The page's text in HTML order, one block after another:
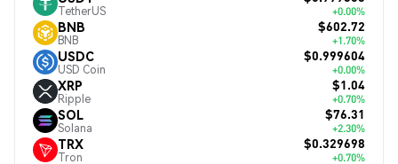
TetherUS +0.00%
BNB
BNB
$602.72
+1.70%
USDC
USD Coin
$0.999604
+0.00%
XRP
Ripple
$1.04
+0.70%
SOL
Solana
$76.31
+2.30%
TRX
Tron
$0.329698
+0.70%